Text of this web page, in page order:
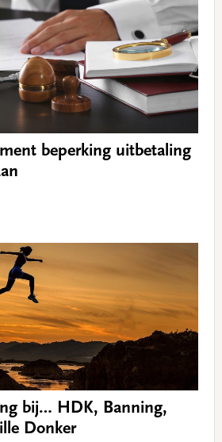
beperking uitbetaling
bij… HDK, Banning,
Donker